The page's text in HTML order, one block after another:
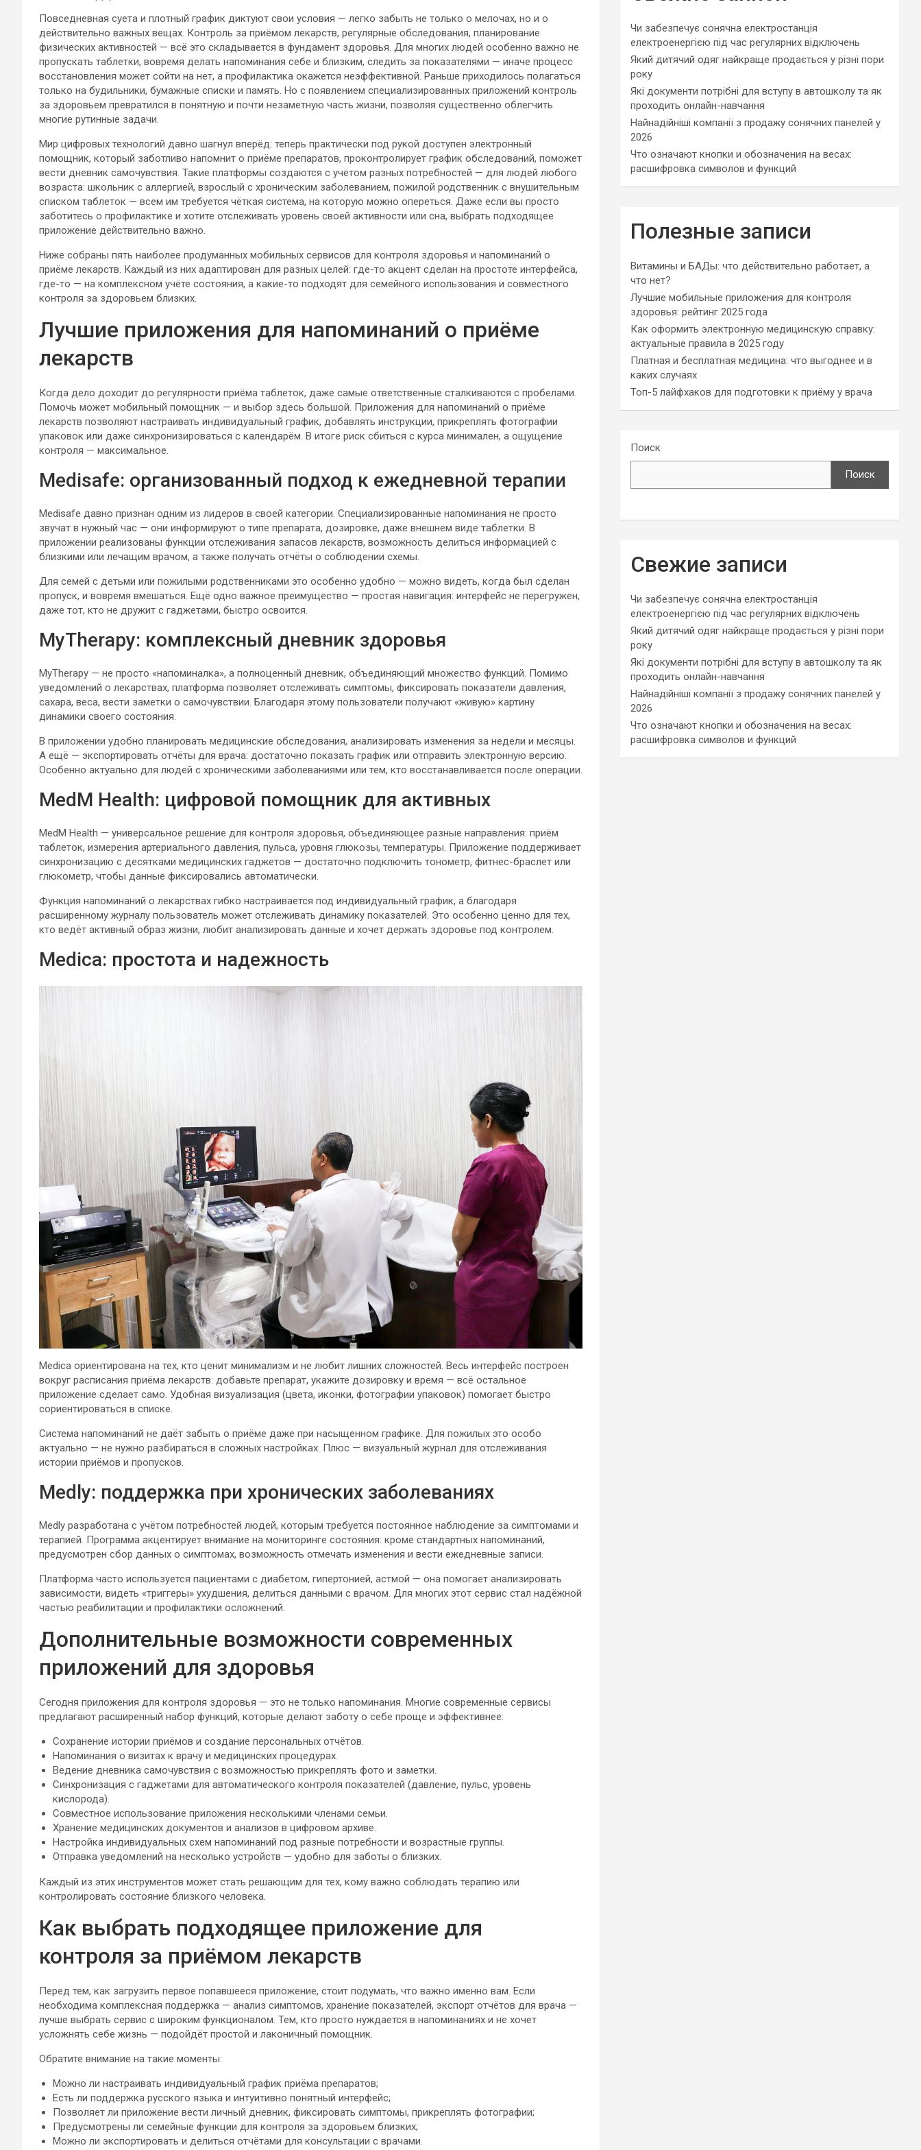
Повседневная суета и плотный график диктуют свои условия — легко забыть не только о мелочах, но и о
действительно важных вещах. Контроль за приёмом лекарств, регулярные обследования, планирование
физических активностей — всё это складывается в фундамент здоровья. Для многих людей особенно важно не
пропускать таблетки, вовремя делать напоминания себе и близким, следить за показателями — иначе процесс
восстановления может сойти на нет, а профилактика окажется неэффективной. Раньше приходилось полагаться
только на будильники, бумажные списки и память. Но с появлением специализированных приложений контроль
за здоровьем превратился в понятную и почти незаметную часть жизни, позволяя существенно облегчить
многие рутинные задачи.
Мир цифровых технологий давно шагнул вперёд: теперь практически под рукой доступен электронный
помощник, который заботливо напомнит о приёме препаратов, проконтролирует график обследований, поможет
вести дневник самочувствия. Такие платформы создаются с учётом разных потребностей — для людей любого
возраста: школьник с аллергией, взрослый с хроническим заболеванием, пожилой родственник с внушительным
списком таблеток — всем им требуется чёткая система, на которую можно опереться. Даже если вы просто
заботитесь о профилактике и хотите отслеживать уровень своей активности или сна, выбрать подходящее
приложение действительно важно.
Ниже собраны пять наиболее продуманных мобильных сервисов для контроля здоровья и напоминаний о
приёме лекарств. Каждый из них адаптирован для разных целей: где-то акцент сделан на простоте интерфейса,
где-то — на комплексном учёте состояния, а какие-то подходят для семейного использования и совместного
контроля за здоровьем близких.
Лучшие приложения для напоминаний о приёме
лекарств
Когда дело доходит до регулярности приёма таблеток, даже самые ответственные сталкиваются с пробелами.
Помочь может мобильный помощник — и выбор здесь большой. Приложения для напоминаний о приёме
лекарств позволяют настраивать индивидуальный график, добавлять инструкции, прикреплять фотографии
упаковок или даже синхронизироваться с календарём. В итоге риск сбиться с курса минимален, а ощущение
контроля — максимальное.
Medisafe: организованный подход к ежедневной терапии
Medisafe давно признан одним из лидеров в своей категории. Специализированные напоминания не просто
звучат в нужный час — они информируют о типе препарата, дозировке, даже внешнем виде таблетки. В
приложении реализованы функции отслеживания запасов лекарств, возможность делиться информацией с
близкими или лечащим врачом, а также получать отчёты о соблюдении схемы.
Для семей с детьми или пожилыми родственниками это особенно удобно — можно видеть, когда был сделан
пропуск, и вовремя вмешаться. Ещё одно важное преимущество — простая навигация: интерфейс не перегружен,
даже тот, кто не дружит с гаджетами, быстро освоится.
MyTherapy: комплексный дневник здоровья
MyTherapy — не просто «напоминалка», а полноценный дневник, объединяющий множество функций. Помимо
уведомлений о лекарствах, платформа позволяет отслеживать симптомы, фиксировать показатели давления,
сахара, веса, вести заметки о самочувствии. Благодаря этому пользователи получают «живую» картину
динамики своего состояния.
В приложении удобно планировать медицинские обследования, анализировать изменения за недели и месяцы.
А ещё — экспортировать отчёты для врача: достаточно показать график или отправить электронную версию.
Особенно актуально для людей с хроническими заболеваниями или тем, кто восстанавливается после операции.
MedM Health: цифровой помощник для активных
MedM Health — универсальное решение для контроля здоровья, объединяющее разные направления: приём
таблеток, измерения артериального давления, пульса, уровня глюкозы, температуры. Приложение поддерживает
синхронизацию с десятками медицинских гаджетов — достаточно подключить тонометр, фитнес-браслет или
глюкометр, чтобы данные фиксировались автоматически.
Функция напоминаний о лекарствах гибко настраивается под индивидуальный график, а благодаря
расширенному журналу пользователь может отслеживать динамику показателей. Это особенно ценно для тех,
кто ведёт активный образ жизни, любит анализировать данные и хочет держать здоровье под контролем.
Medica: простота и надежность
Medica ориентирована на тех, кто ценит минимализм и не любит лишних сложностей. Весь интерфейс построен
вокруг расписания приёма лекарств: добавьте препарат, укажите дозировку и время — всё остальное
приложение сделает само. Удобная визуализация (цвета, иконки, фотографии упаковок) помогает быстро
сориентироваться в списке.
Система напоминаний не даёт забыть о приёме даже при насыщенном графике. Для пожилых это особо
актуально — не нужно разбираться в сложных настройках. Плюс — визуальный журнал для отслеживания
истории приёмов и пропусков.
Medly: поддержка при хронических заболеваниях
Medly разработана с учётом потребностей людей, которым требуется постоянное наблюдение за симптомами и
терапией. Программа акцентирует внимание на мониторинге состояния: кроме стандартных напоминаний,
предусмотрен сбор данных о симптомах, возможность отмечать изменения и вести ежедневные записи.
Платформа часто используется пациентами с диабетом, гипертонией, астмой — она помогает анализировать
зависимости, видеть «триггеры» ухудшения, делиться данными с врачом. Для многих этот сервис стал надёжной
частью реабилитации и профилактики осложнений.
Дополнительные возможности современных
приложений для здоровья
Сегодня приложения для контроля здоровья — это не только напоминания. Многие современные сервисы
предлагают расширенный набор функций, которые делают заботу о себе проще и эффективнее:
Сохранение истории приёмов и создание персональных отчётов.
Напоминания о визитах к врачу и медицинских процедурах.
Ведение дневника самочувствия с возможностью прикреплять фото и заметки.
Синхронизация с гаджетами для автоматического контроля показателей (давление, пульс, уровень
кислорода).
Совместное использование приложения несколькими членами семьи.
Хранение медицинских документов и анализов в цифровом архиве.
Настройка индивидуальных схем напоминаний под разные потребности и возрастные группы.
Отправка уведомлений на несколько устройств — удобно для заботы о близких.
Каждый из этих инструментов может стать решающим для тех, кому важно соблюдать терапию или
контролировать состояние близкого человека.
Как выбрать подходящее приложение для
контроля за приёмом лекарств
Перед тем, как загрузить первое попавшееся приложение, стоит подумать, что важно именно вам. Если
необходима комплексная поддержка — анализ симптомов, хранение показателей, экспорт отчётов для врача —
лучше выбрать сервис с широким функционалом. Тем, кто просто нуждается в напоминаниях и не хочет
усложнять себе жизнь — подойдёт простой и лаконичный помощник.
Обратите внимание на такие моменты:
Можно ли настраивать индивидуальный график приёма препаратов;
Есть ли поддержка русского языка и интуитивно понятный интерфейс;
Позволяет ли приложение вести личный дневник, фиксировать симптомы, прикреплять фотографии;
Предусмотрены ли семейные функции для контроля за здоровьем близких;
Можно ли экспортировать и делиться отчётами для консультации с врачами.
Чи забезпечує сонячна електростанція
електроенергією під час регулярних відключень
Який дитячий одяг найкраще продається у різні пори
року
Які документи потрібні для вступу в автошколу та як
проходить онлайн-навчання
Найнадійніші компанії з продажу сонячних панелей у
2026
Что означают кнопки и обозначения на весах:
расшифровка символов и функций
Полезные записи
Витамины и БАДы: что действительно работает, а
что нет?
Лучшие мобильные приложения для контроля
здоровья: рейтинг 2025 года
Как оформить электронную медицинскую справку:
актуальные правила в 2025 году
Платная и бесплатная медицина: что выгоднее и в
каких случаях
Топ-5 лайфхаков для подготовки к приёму у врача
Поиск
Поиск
Свежие записи
Чи забезпечує сонячна електростанція
електроенергією під час регулярних відключень
Який дитячий одяг найкраще продається у різні пори
року
Які документи потрібні для вступу в автошколу та як
проходить онлайн-навчання
Найнадійніші компанії з продажу сонячних панелей у
2026
Что означают кнопки и обозначения на весах:
расшифровка символов и функций